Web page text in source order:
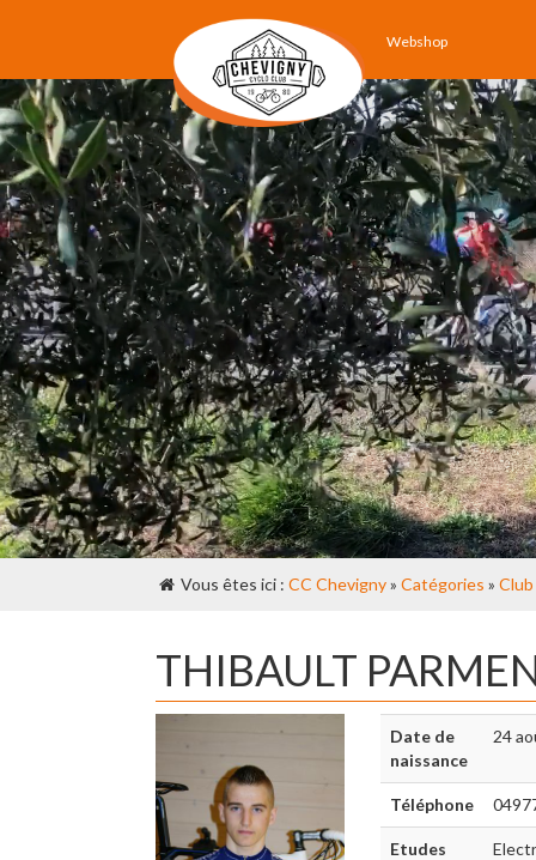
Webshop
Vous êtes ici : CC Chevigny» Catégories » Club
THIBAULT
Date de
naissance
24
Téléphone
Etudes